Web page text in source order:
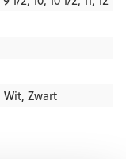
Wit, Zwart